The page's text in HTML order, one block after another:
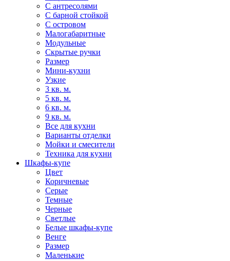
С антресолями
С барной стойкой
С островом
Малогабаритные
Модульные
Скрытые ручки
Размер
Мини-кухни
Узкие
3 кв. м.
5 кв. м.
6 кв. м.
9 кв. м.
Все для кухни
Варианты отделки
Мойки и смесители
Техника для кухни
Шкафы-купе
Цвет
Коричневые
Серые
Темные
Черные
Светлые
Белые шкафы-купе
Венге
Размер
Маленькие